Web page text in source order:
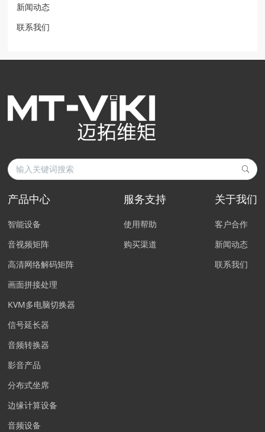
新闻动态
联系我们
产品中心
智能设备
音视频矩阵
高清网络解码矩阵
画面拼接处理
KVM多电脑切换器
信号延长器
音频转换器
影音产品
分布式坐席
边缘计算设备
音频设备
服务支持
使用帮助
购买渠道
关于我们
客户合作
新闻动态
联系我们